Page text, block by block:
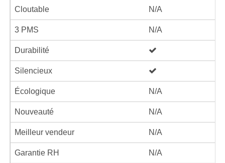
Cloutable N/A
3 PMS N/A
Durabilité
Silencieux
Écologique N/A
Nouveauté N/A
Meilleur vendeur N/A
Garantie RH N/A